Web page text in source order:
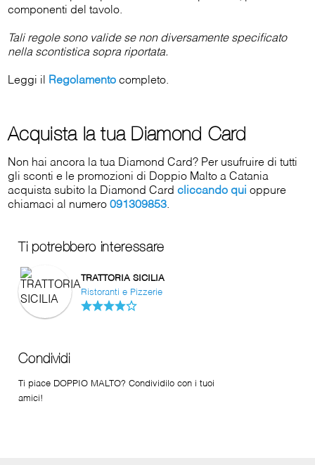
componenti del tavolo.
Tali regole sono valide se non diversamente specificato
nella scontistica sopra riportata.
Leggi il Regolamento completo.
Acquista la tua Diamond Card
Non hai ancora la tua Diamond Card? Per usufruire di tutti
gli sconti e le promozioni di Doppio Malto a Catania
acquista subito la Diamond Cardcliccando qui oppure
chiamaci al numero091309853.
Ti potrebbero interessare
TRATTORIA SICILIA
Ristoranti e Pizzerie
Condividi
Ti piace DOPPIO MALTO? Condividilo con i tuoi
amici!